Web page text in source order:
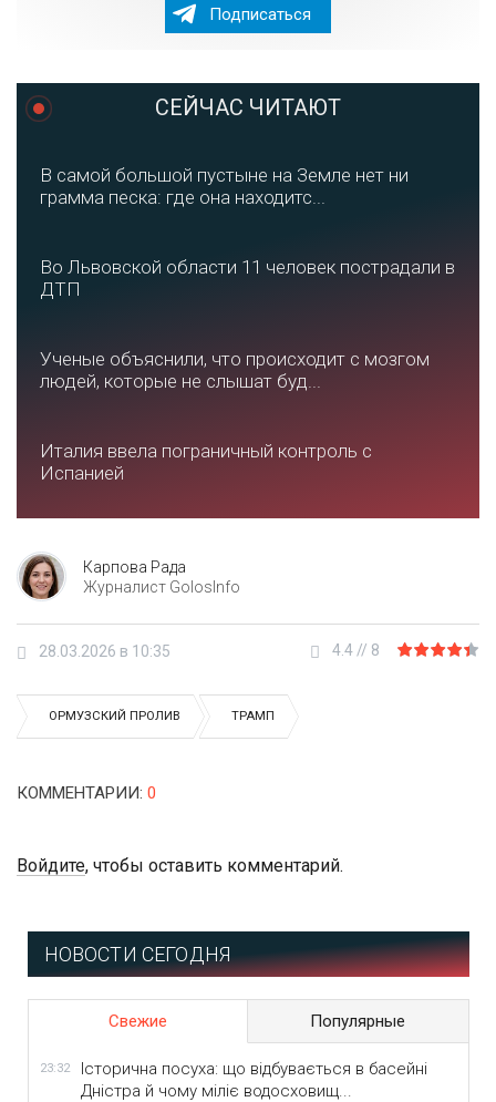
Подписаться
СЕЙЧАС ЧИТАЮТ
В самой большой пустыне на Земле нет ни
грамма песка: где она находитс...
Во Львовской области 11 человек пострадали в
ДТП
Ученые объяснили, что происходит с мозгом
людей, которые не слышат буд...
Италия ввела пограничный контроль с
Испанией
Карпова Рада
Журналист GolosInfo
28.03.2026 в 10:35 4.4 // 8
ОРМУЗСКИЙ ПРОЛИВ ТРАМП
КОММЕНТАРИИ: 0
Войдите, чтобы оставить комментарий.
НОВОСТИ СЕГОДНЯ
Свежие Популярные
23:32
Історична посуха: що відбувається в басейні
Дністра й чому міліє водосховищ...